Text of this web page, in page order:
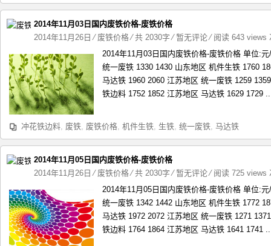
2014年11月03日国内废铁价格-废铁价格
2014年11月26日 ⁄ 废铁价格⁄ 共 2030字⁄暂无评论⁄ 阅读 643 views
2014年11月03日国内废铁价格-废铁价格 单位:
统一废铁 1330 1430 山东地区 机件生铁 1760
马达铁 1960 2060 江苏地区 统一废铁 1259
铁边料 1752 1852 江苏地区 马达铁 1629 1729
冲花铁边料, 废铁, 废铁价格, 机件生铁, 生铁, 统一废铁, 马达铁
2014年11月05日国内废铁价格-废铁价格
2014年11月26日 ⁄ 废铁价格⁄ 共 2030字⁄暂无评论⁄ 阅读 725 views
2014年11月05日国内废铁价格-废铁价格 单位:
统一废铁 1342 1442 山东地区 机件生铁 1772
马达铁 1972 2072 江苏地区 统一废铁 1271
铁边料 1764 1864 江苏地区 马达铁 1641 1741